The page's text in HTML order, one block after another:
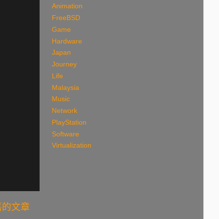
文章
Animation
FreeBSD
Game
Hardware
Japan
Journey
Life
Malaysia
Music
Network
PlayStation
Software
Virtualization